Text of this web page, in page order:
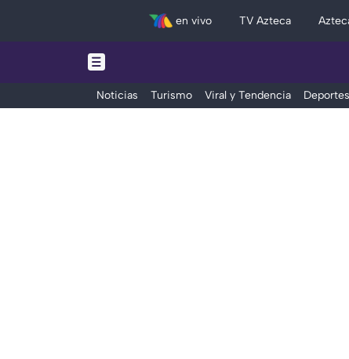
en vivo TV Azteca
Noticias Turismo Viral y Tendencia Deportes